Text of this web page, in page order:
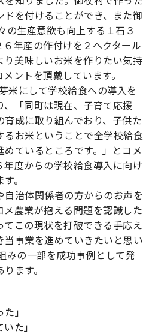
ドを付けることができ、また御
の生産意欲も向上する１石３
年産の作付けを２ヘクタール
美味しいお米を作りたい気持
ントを頂戴しています。
にして学校給食への導入を
、「同町は現在、子育て応援
成に取り組んでおり、子供た
るお米ということで全学校給食
ているところです。」とコメ
年度からの学校給食導入に向け
。
自治体関係者の方からのお声を
メ農業が抱える問題を認識した
この現状を打破できる手応え
当事業を進めていきたいと思い
みの一部を成功事例として発
ます。
」
た」